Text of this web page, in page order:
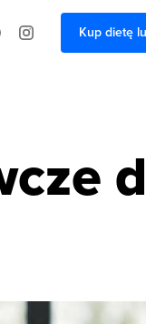
Kup dietę